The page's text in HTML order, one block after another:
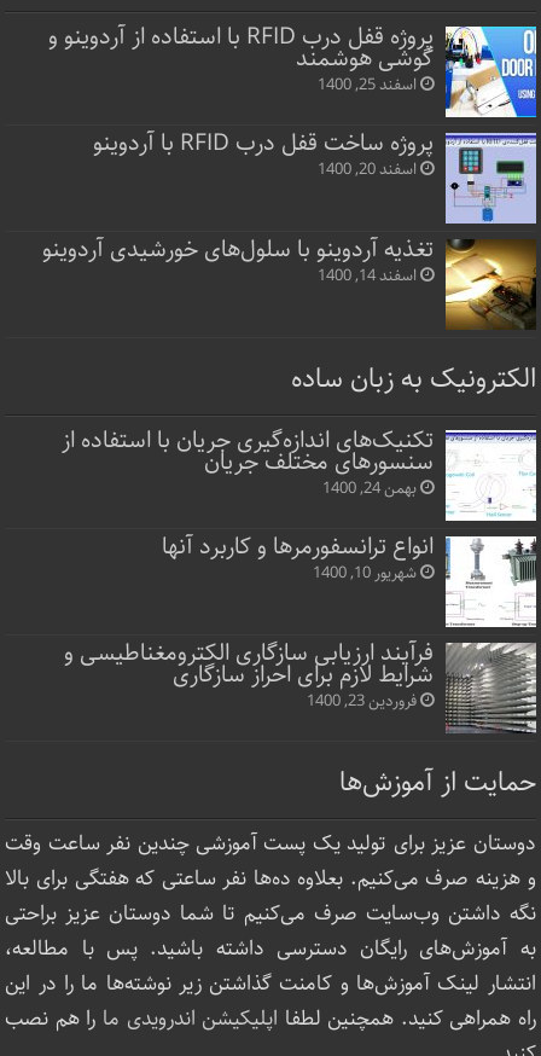
پروژه قفل‌ درب RFID با استفاده از آردوینو و
گوشی هوشمند
اسفند 25, 1400
پروژه ساخت قفل‌ درب RFID با آردوینو
اسفند 20, 1400
تغذیه آردوینو با سلول‌های خورشیدی آردوینو
اسفند 14, 1400
الکترونیک به زبان ساده
تکنیک‌های اندازه‌گیری جریان با استفاده از
سنسورهای مختلف جریان
بهمن 24, 1400
انواع ترانسفورمرها و کاربرد آنها
شهریور 10, 1400
فرآیند ارزیابی سازگاری الکترومغناطیسی و
شرایط لازم برای احراز سازگاری
فروردین 23, 1400
حمایت از آموزش‌ها
دوستان عزیز برای تولید یک پست آموزشی چندین نفر ساعت‌ وقت
و هزینه صرف می‌کنیم. بعلاوه ده‌ها نفر ساعتی که هفتگی برای بالا
نگه داشتن وب‌سایت صرف ‌می‌کنیم تا شما دوستان عزیز براحتی
به آموزش‌های رایگان دسترسی داشته باشید. پس با مطالعه،
انتشار لینک‌ آموزش‌ها و کامنت گذاشتن زیر نوشته‌‌ها ما را در این
راه همراهی کنید. همچنین لطفا اپلیکیشن اندرویدی ما را هم نصب